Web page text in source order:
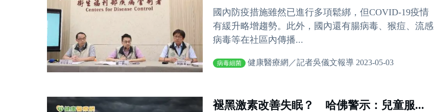
國內防疫措施雖然已進行多項鬆綁，但COVID-19疫情
有緩升略增趨勢。此外，國內還有腸病毒、猴痘、流感
病毒等在社區內傳播...
病毒細菌 健康醫療網／記者吳儀文報導 2023-05-03
褪黑激素改善失眠？ 哈佛警示：兒童服...